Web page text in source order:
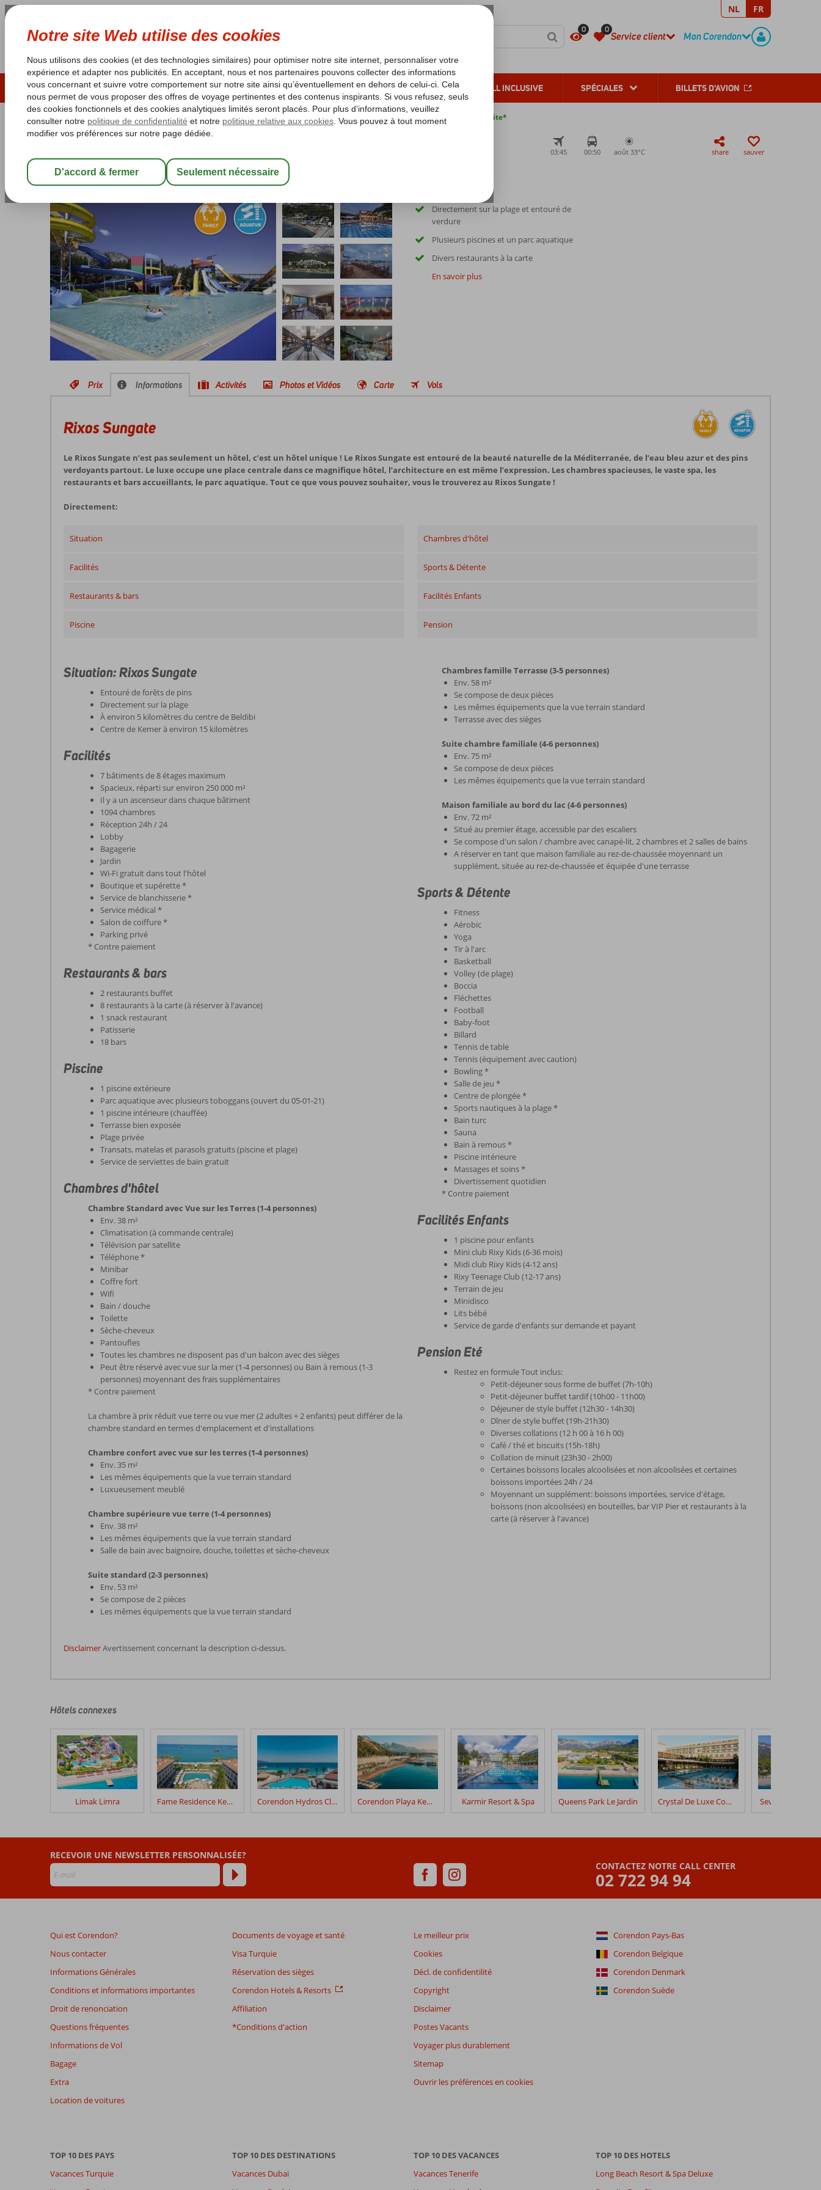
0 0
Service client
CONTACT
Mon Corendon
REGISTERNL FR
ÉTÉ 2026 LAST MINUTES SOLEIL D'HIVER VACANCES AU SOLEIL ALL INCLUSIVE SPÉCIALES BILLETS D'AVION
Les garanties de vacances Garantie du prix le plus bas* Pas de surcharge carburant Annulation gratuite*
Rixos Sungate
03:45 00:50 août 33°C share sauver
Directement sur la plage et entouré de
verdure
Plusieurs piscines et un parc aquatique
Divers restaurants à la carte
En savoir plus
Prix Informations Activités Photos et Vidéos Carte Vols
Rixos Sungate
Le Rixos Sungate n’est pas seulement un hôtel, c’est un hôtel unique ! Le Rixos Sungate est entouré de la beauté naturelle de la Méditerranée, de l’eau bleu azur et des pins
verdoyants partout. Le luxe occupe une place centrale dans ce magnifique hôtel, l’architecture en est même l’expression. Les chambres spacieuses, le vaste spa, les
restaurants et bars accueillants, le parc aquatique. Tout ce que vous pouvez souhaiter, vous le trouverez au Rixos Sungate !
Directement:
Situation
Facilités
Restaurants & bars
Piscine
Chambres d'hôtel
Sports & Détente
Facilités Enfants
Pension
Situation: Rixos Sungate
Entouré de forêts de pins
Directement sur la plage
À environ 5 kilomètres du centre de Beldibi
Centre de Kemer à environ 15 kilomètres
Facilités
7 bâtiments de 8 étages maximum
Spacieux, réparti sur environ 250 000 m²
Il y a un ascenseur dans chaque bâtiment
1094 chambres
Réception 24h / 24
Lobby
Bagagerie
Jardin
Wi-Fi gratuit dans tout l'hôtel
Boutique et supérette *
Service de blanchisserie *
Service médical *
Salon de coiffure *
Parking privé
* Contre paiement
Restaurants & bars
2 restaurants buffet
8 restaurants à la carte (à réserver à l'avance)
1 snack restaurant
Patisserie
18 bars
Piscine
1 piscine extérieure
Parc aquatique avec plusieurs toboggans (ouvert du 05-01-21)
1 piscine intérieure (chauffée)
Terrasse bien exposée
Plage privée
Transats, matelas et parasols gratuits (piscine et plage)
Service de serviettes de bain gratuit
Chambres d'hôtel
Chambre Standard avec Vue sur les Terres (1-4 personnes)
Env. 38 m²
Climatisation (à commande centrale)
Télévision par satellite
Téléphone *
Minibar
Coffre fort
Wifi
Bain / douche
Toilette
Sèche-cheveux
Pantoufles
Toutes les chambres ne disposent pas d'un balcon avec des sièges
Peut être réservé avec vue sur la mer (1-4 personnes) ou Bain à remous (1-3
personnes) moyennant des frais supplémentaires
* Contre paiement
La chambre à prix réduit vue terre ou vue mer (2 adultes + 2 enfants) peut différer de la
chambre standard en termes d'emplacement et d'installations
Chambre confort avec vue sur les terres (1-4 personnes)
Env. 35 m²
Les mêmes équipements que la vue terrain standard
Luxueusement meublé
Chambre supérieure vue terre (1-4 personnes)
Env. 38 m²
Les mêmes équipements que la vue terrain standard
Salle de bain avec baignoire, douche, toilettes et sèche-cheveux
Suite standard (2-3 personnes)
Env. 53 m²
Se compose de 2 pièces
Les mêmes équipements que la vue terrain standard
Chambres famille Terrasse (3-5 personnes)
Env. 58 m²
Se compose de deux pièces
Les mêmes équipements que la vue terrain standard
Terrasse avec des sièges
Suite chambre familiale (4-6 personnes)
Env. 75 m²
Se compose de deux pièces
Les mêmes équipements que la vue terrain standard
Maison familiale au bord du lac (4-6 personnes)
Env. 72 m²
Situé au premier étage, accessible par des escaliers
Se compose d'un salon / chambre avec canapé-lit, 2 chambres et 2 salles de bains
A réserver en tant que maison familiale au rez-de-chaussée moyennant un
supplément, située au rez-de-chaussée et équipée d'une terrasse
Sports & Détente
Fitness
Aérobic
Yoga
Tir à l'arc
Basketball
Volley (de plage)
Boccia
Fléchettes
Football
Baby-foot
Billard
Tennis de table
Tennis (équipement avec caution)
Bowling *
Salle de jeu *
Centre de plongée *
Sports nautiques à la plage *
Bain turc
Sauna
Bain à remous *
Piscine intérieure
Massages et soins *
Divertissement quotidien
* Contre paiement
Facilités Enfants
1 piscine pour enfants
Mini club Rixy Kids (6-36 mois)
Midi club Rixy Kids (4-12 ans)
Rixy Teenage Club (12-17 ans)
Terrain de jeu
Minidisco
Lits bébé
Service de garde d'enfants sur demande et payant
Pension Eté
Restez en formule Tout inclus:
Petit-déjeuner sous forme de buffet (7h-10h)
Petit-déjeuner buffet tardif (10h00 - 11h00)
Déjeuner de style buffet (12h30 - 14h30)
Dîner de style buffet (19h-21h30)
Diverses collations (12 h 00 à 16 h 00)
Café / thé et biscuits (15h-18h)
Collation de minuit (23h30 - 2h00)
Certaines boissons locales alcoolisées et non alcoolisées et certaines
boissons importées 24h / 24
Moyennant un supplément: boissons importées, service d'étage,
boissons (non alcoolisées) en bouteilles, bar VIP Pier et restaurants à la
carte (à réserver à l'avance)
DisclaimerAvertissement concernant la description ci-dessus.
écrits
nos
clients
après
leur
séjour
Rixos
Les
avis
de
plus
mois
sont
plus
affichés
afin
de
garantir
la
pertinence
savoir
avis.
Hôtels connexes
Limak Limra Fame Residence Kemer & Spa Corendon Hydros Club Kemer Corendon Playa Kemer Karmir Resort & Spa Queens Park Le Jardin Crystal De Luxe Comfort Collection Seven Seas
CONTACTEZ NOTRE CALL CENTER
02 722 94 94
RECEVOIR UNE NEWSLETTER PERSONNALISÉE?
Qui est Corendon?
Nous contacter
Informations Générales
Conditions et informations importantes
Droit de renonciation
Questions fréquentes
Informations de Vol
Bagage
Extra
Location de voitures
Documents de voyage et santé
Visa Turquie
Réservation des sièges
Corendon Hotels & Resorts
Affiliation
*Conditions d'action
Le meilleur prix
Cookies
Décl. de confidentilité
Copyright
Disclaimer
Postes Vacants
Voyager plus durablement
Sitemap
Ouvrir les préférences en cookies
Corendon Pays-Bas
Corendon Belgique
Corendon Denmark
Corendon Suède
TOP 10 DES PAYS
Vacances Turquie
TOP 10 DES DESTINATIONS
Vacances Dubaï
TOP 10 DES VACANCES
Vacances Tenerife
TOP 10 DES HOTELS
Long Beach Resort & Spa Deluxe